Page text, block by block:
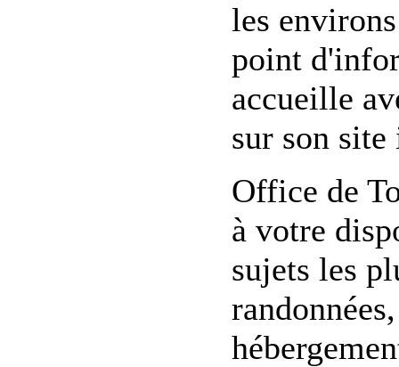
les
point
accueille
sur son
Office de
à votre
sujets les